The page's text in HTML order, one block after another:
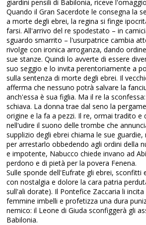
giardini pensili di Babilonia, riceve
Quando il Gran Sacerdote le consegna la
a morte degli ebrei, la regina si finge
farsi. All'arrivo del re spodestato – in
sguardo smarrito – l'usurpatrice cambia
rivolge con ironica arroganza, dando
sue stanze. Quindi lo avverte di essere
suo seggio e lo invita perentoriamente a
sulla sentenza di morte degli ebrei. Il
afferma che nessuno potrà salvare la
anch'essa è sua figlia. Ma il re la
schiava. La donna trae dal seno la
origine e la fa a pezzi. Il re, ormai tradito e
nell'udire il suono delle trombe che
supplizio degli ebrei chiama le sue
per arrestarlo obbedendo agli ordini della
e impotente, Nabucco chiede invano ad
perdono e di pietà per la povera Fenena.
Sulle sponde dell'Eufrate gli ebrei, sconfitti
con nostalgia e dolore la cara patria
sull'ali dorate). Il Pontefice Zaccaria li
femmine imbelli e profetizza una dura
nemico: il Leone di Giuda sconfiggerà gli
Babilonia.